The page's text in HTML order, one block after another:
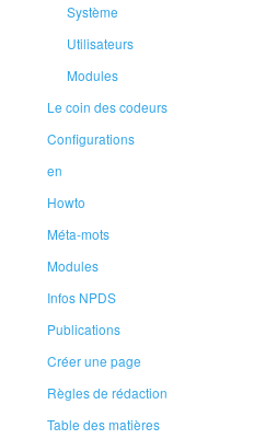
Système
Utilisateurs
Modules
Le coin des codeurs
Configurations
en
Howto
Méta-mots
Modules
Infos NPDS
Publications
Créer une page
Règles de rédaction
Table des matières